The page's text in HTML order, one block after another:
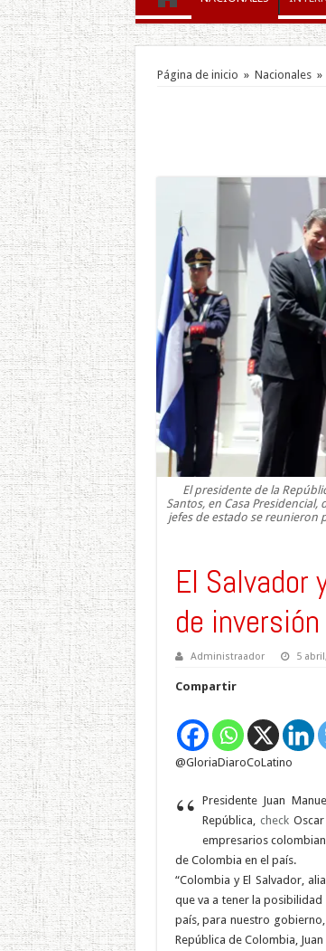
Página de inicio » Nacionales »
El presidente de la
Santos, en Casa
jefes de estado se reunieron
El Salvador
de
Administraador 5
Compartir
@GloriaDiaroCoLatino
“ Presidente Juan
República, checkOscar
empresarios
de Colombia en el país.
“Colombia y El Salvador,
que va a tener la
país, para nuestro
República de Colombia,